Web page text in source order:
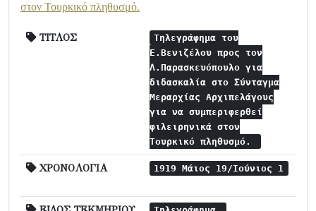
στον Τουρκικό πληθυσμό.
ΤΙΤΛΟΣ
Τηλεγράφημα του
Ε.Βενιζέλου προς τον
Λ.Παρασκευόπουλο για
διδασκαλία στο Σύνταγμα
Μεραρχίας Αρχιπελάγους
για να συμπεριφερθεί
φιλειρηνικά στον
Τουρκικό πληθυσμό.
ΧΡΟΝΟΛΟΓΙΑ 1919 Μάιος 19/Ιούνιος 1